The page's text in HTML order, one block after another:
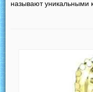
называют уникальными